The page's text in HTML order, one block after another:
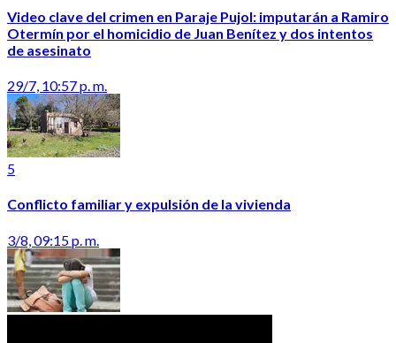
Video clave del crimen en Paraje Pujol: imputarán a Ramiro
Otermín por el homicidio de Juan Benítez y dos intentos
de asesinato
29/7, 10:57 p. m.
5
Conflicto familiar y expulsión de la vivienda
3/8, 09:15 p. m.